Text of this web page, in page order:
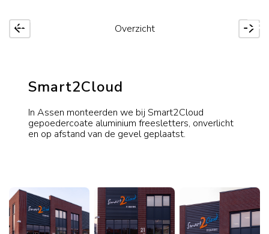
Overzicht
Smart2Cloud
In Assen monteerden we bij Smart2Cloud
gepoedercoate aluminium freesletters, onverlicht
en op afstand van de gevel geplaatst.